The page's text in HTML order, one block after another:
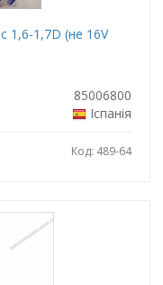
1,6-1,7D (не 16V
85006800
Іспанія
Код: 489-64